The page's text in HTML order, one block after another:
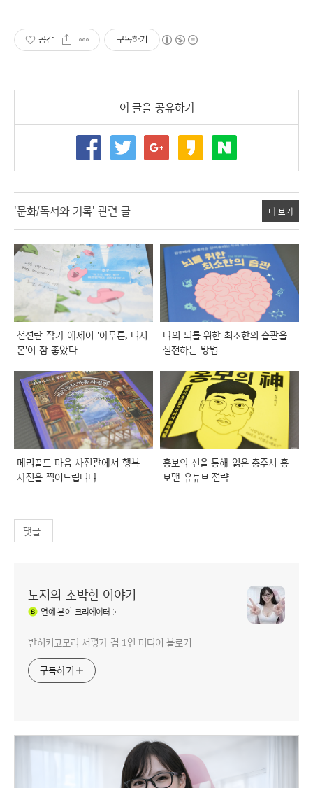
공감 구독하기
이 글을 공유하기
'문화/독서와 기록' 관련 글 더 보기
천선란 작가 에세이 '아무튼, 디지
몬'이 참 좋았다
나의 뇌를 위한 최소한의 습관을
실천하는 방법
메리골드 마음 사진관에서 행복
사진을 찍어드립니다
홍보의 신을 통해 읽은 충주시 홍
보맨 유튜브 전략
댓글
노지의 소박한 이야기
연예분야 크리에이터
반히키코모리 서평가 겸 1인 미디어 블로거
구독하기